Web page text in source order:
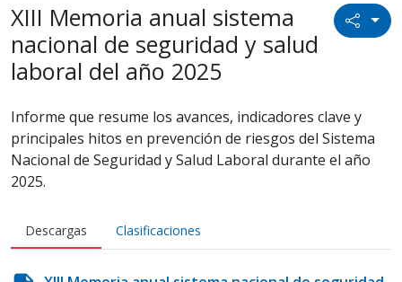
Icono
XIII Memoria anual sistema
nacional de seguridad y salud
laboral del año 2025
Informe que resume los avances, indicadores clave y
principales hitos en prevención de riesgos del Sistema
Nacional de Seguridad y Salud Laboral durante el año
2025.
Descargas Clasificaciones